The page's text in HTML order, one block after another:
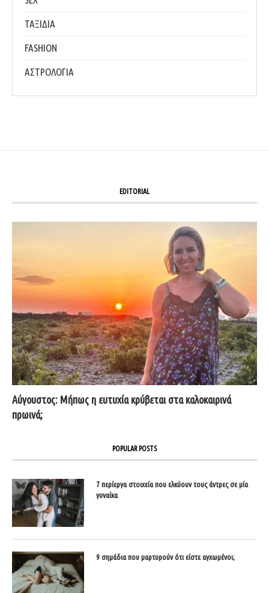
ΤΑΞΙΔΙΑ
FASHION
ΑΣΤΡΟΛΟΓΙΑ
EDITORIAL
Αύγουστος: Μήπως η ευτυχία κρύβεται στα καλοκαιρινά
πρωινά;
POPULAR POSTS
7 περίεργα στοιχεία που ελκύουν τους άντρες σε μία
γυναίκα
9 σημάδια που μαρτυρούν ότι είστε αγχωμένοι;